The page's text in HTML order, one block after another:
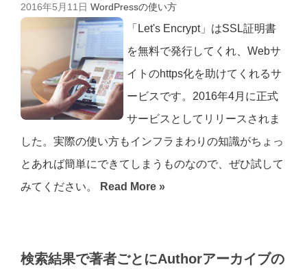
2016年5月11日 WordPressの使い方
「Let's Encrypt」はSSL証明書
を無料で発行してくれ、Webサ
イトのhttps化を助けてくれるサ
ービスです。2016年4月に正式
サービスとしてリリースされま
した。実際の使い方もインフラまわりの知識がちょっ
とあれば簡単にできてしまうものなので、ぜひ試して
みてください。
Read More »
検索結果で著者ごとにAuthorアーカイブの